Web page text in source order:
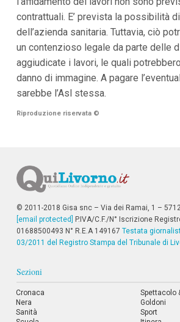
contrattuali. E’ prevista la possibilità
dell’azienda sanitaria. Tuttavia, ciò
un contenzioso legale da parte delle
aggiudicate i lavori, le quali
danno di immagine. A pagare
sarebbe l’Asl stessa.
Riproduzione riservata ©
© 2011-2018 Gisa snc – Via dei Ramai, 1 –
[email protected]
P.IVA/C.F./N° Iscrizione
01688500493 N° R.E.A 149167 Testata
03/2011 del Registro Stampa del Tribunale di
Sezioni
Cronaca
Nera
Sanità
Spettacolo
Goldoni
Sport